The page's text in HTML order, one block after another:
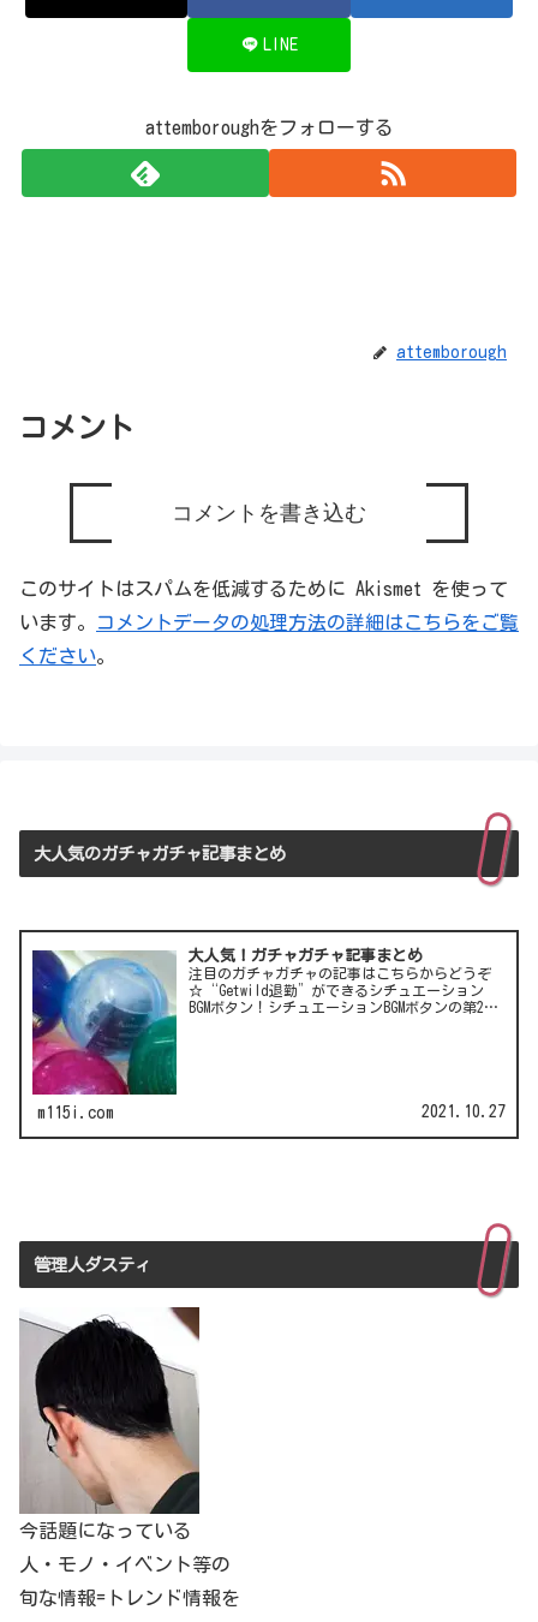
LINE
attemboroughをフォローする
attemborough
コメント
コメントを書き込む
このサイトはスパムを低減するために Akismet を使って
います。
コメントデータの処理方法の詳細はこちらをご覧
ください。
大人気のガチャガチャ記事まとめ
大人気！ガチャガチャ記事まとめ
注目のガチャガチャの記事はこちらからどうぞ
☆“Getwild退勤”ができるシチュエーション
BGMボタン！シチュエーションBGMボタンの第2
m115i.com 2021.10.27
管理人ダスティ
今話題になっている
人・モノ・イベント等の
旬な情報=トレンド情報を